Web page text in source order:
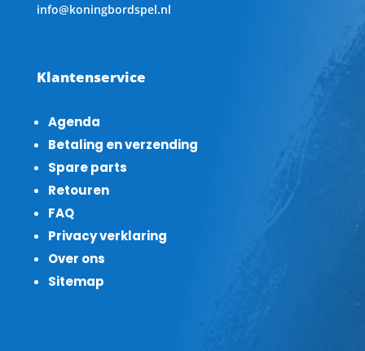
info@koningbordspel.nl
Klantenservice
Agenda
Betaling en verzending
Spare parts
Retouren
FAQ
Privacy verklaring
Over ons
Sitemap